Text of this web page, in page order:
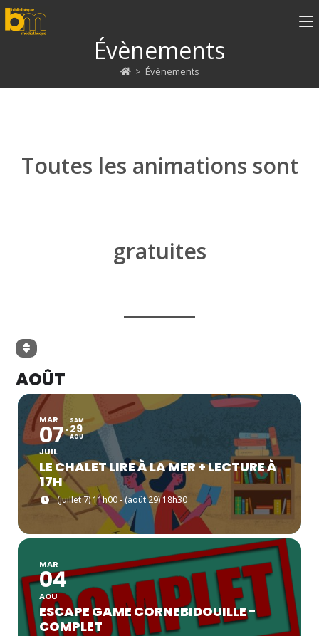
Évènements
> Évènements
Toutes les animations sont
gratuites
AOÛT
MAR
07
JUIL
SAM
29
AOU
LE CHALET LIRE À LA MER + LECTURE À
17H
(juillet 7) 11h00 - (août 29) 18h30
MAR
04
AOU
ESCAPE GAME CORNEBIDOUILLE -
COMPLET